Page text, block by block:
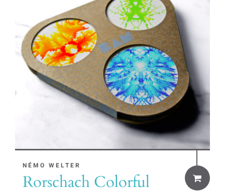
NÉMO WELTER
Rorschach Colorful